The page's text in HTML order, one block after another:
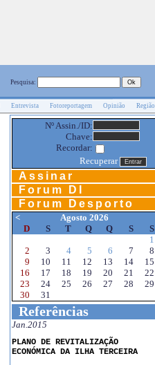
Pesquisa:
Entrevista Fotoreportagem Opinião Região
Nº Assin./ID:
Chave:
Recordar:
Recuperar
Assinar
Forum DI
Forum Desporto
<
Agosto 2026
D
S T Q Q S
S
1
2
3 4 5 6 7
8
9
10 11 12 13 14
15
16
17 18 19 20 21
22
23
24 25 26 27 28
29
30
31
Referências
Jan.2015
PLANO DE REVITALIZAÇÃO
ECONÓMICA DA ILHA TERCEIRA